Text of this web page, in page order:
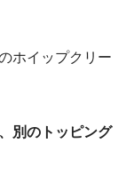
ホイップクリー
別のトッピング